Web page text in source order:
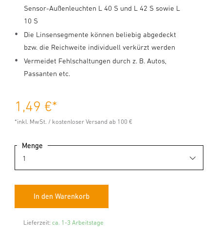
Sensor-Außenleuchten L 40 S und L 42 S sowie L
10 S
Die Linsensegmente können beliebig abgedeckt
bzw. die Reichweite individuell verkürzt werden
Vermeidet Fehlschaltungen durch z. B. Autos,
Passanten etc.
1,49 €*
*inkl. MwSt. / kostenloser Versand ab 100 €
Menge
Lieferzeit: ca. 1-3 Arbeitstage